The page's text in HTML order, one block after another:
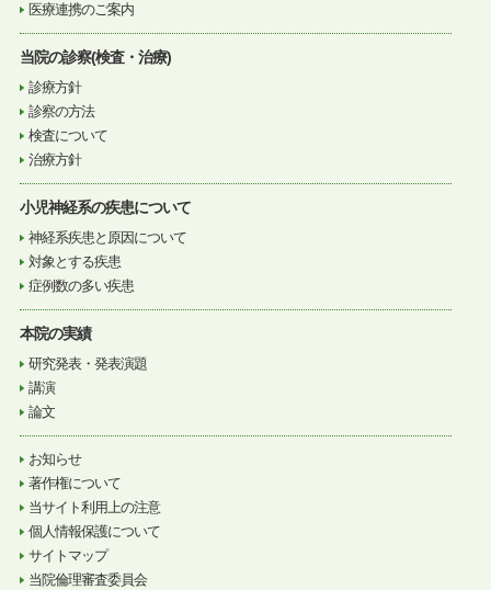
医療連携のご案内
当院の診察(検査・治療)
診療方針
診察の方法
検査について
治療方針
小児神経系の疾患について
神経系疾患と原因について
対象とする疾患
症例数の多い疾患
本院の実績
研究発表・発表演題
講演
論文
お知らせ
著作権について
当サイト利用上の注意
個人情報保護について
サイトマップ
当院倫理審査委員会